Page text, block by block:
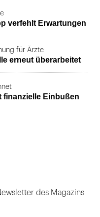
verfehlt Erwartungen
für Ärzte
erneut überarbeitet
finanzielle Einbußen
des Magazins